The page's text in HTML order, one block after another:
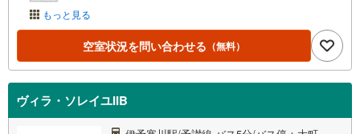
もっと見る
空室状況を問い合わせる （無料）
ヴィラ・ソレイユIIB